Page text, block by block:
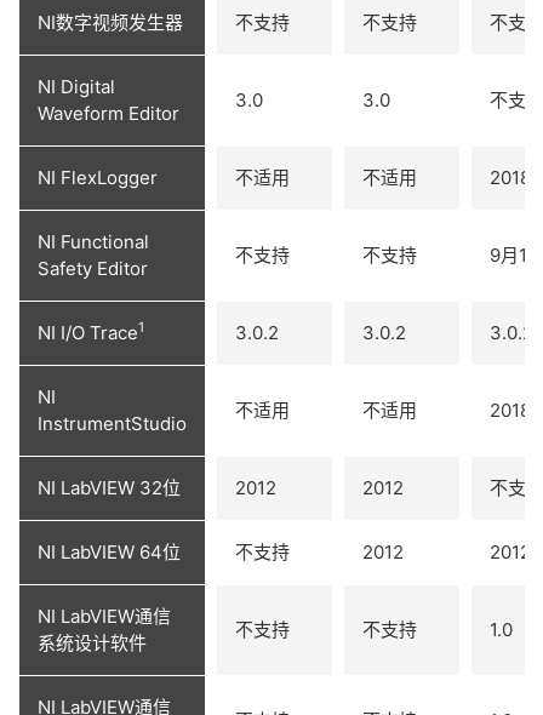
NI数字视频发生器 不支持 不支持 不支持
NI Digital
Waveform Editor
3.0 3.0 不支持
NI FlexLogger 不适用 不适用 2018
NI Functional
Safety Editor
不支持 不支持 9月17
NI I/O Trace1 3.0.2 3.0.2 3.0.2
NI
InstrumentStudio
不适用 不适用 2018
NI LabVIEW 32位 2012 2012 不支持
NI LabVIEW 64位 不支持 2012 2012
NI LabVIEW通信
系统设计软件
不支持 不支持 1.0
NI LabVIEW通信